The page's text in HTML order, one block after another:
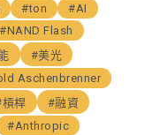
#ton
#AI
#NAND Flash
#美光
Aschenbrenner
桿
#融資
#Anthropic